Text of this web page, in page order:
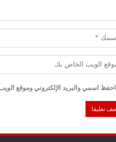
احفظ اسمي والبريد الإلكتروني وموقع